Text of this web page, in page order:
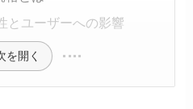
とユーザーへの影響
を開く